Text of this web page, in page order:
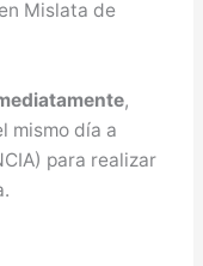
Mislata de
,
mismo día a
para realizar